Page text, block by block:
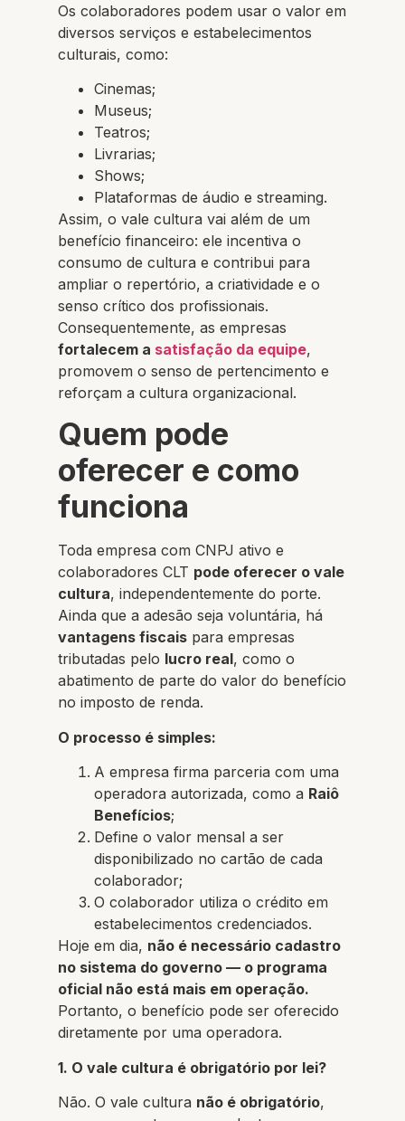
Os colaboradores podem usar o valor em
diversos serviços e estabelecimentos
culturais, como:
Cinemas;
Museus;
Teatros;
Livrarias;
Shows;
Plataformas de áudio e streaming.
Assim, o vale cultura vai além de um
benefício financeiro: ele incentiva o
consumo de cultura e contribui para
ampliar o repertório, a criatividade e o
senso crítico dos profissionais.
Consequentemente, as empresas
fortalecem a satisfação da equipe,
promovem o senso de pertencimento e
reforçam a cultura organizacional.
Quem pode
oferecer e como
funciona
Toda empresa com CNPJ ativo e
colaboradores CLT pode oferecer o vale
cultura, independentemente do porte.
Ainda que a adesão seja voluntária, há
vantagens fiscais para empresas
tributadas pelo lucro real, como o
abatimento de parte do valor do benefício
no imposto de renda.
O processo é simples:
A empresa firma parceria com uma
operadora autorizada, como a Raiô
Benefícios;
Define o valor mensal a ser
disponibilizado no cartão de cada
colaborador;
O colaborador utiliza o crédito em
estabelecimentos credenciados.
Hoje em dia, não é necessário cadastro
no sistema do governo — o programa
oficial não está mais em operação.
Portanto, o benefício pode ser oferecido
diretamente por uma operadora.
1. O vale cultura é obrigatório por lei?
Não. O vale cultura não é obrigatório,